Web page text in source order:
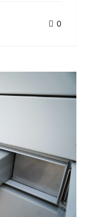
0